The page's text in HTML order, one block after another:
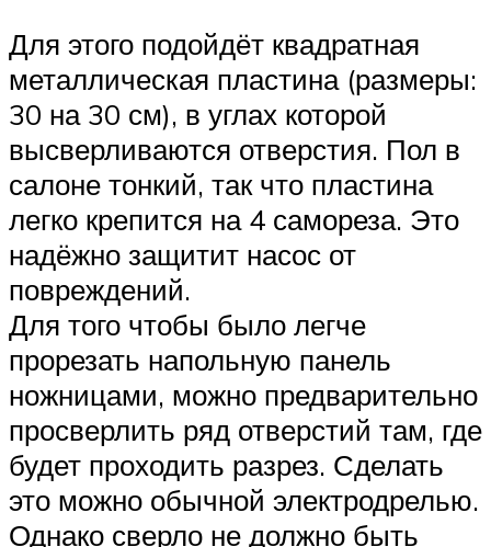
Для этого подойдёт квадратная
металлическая пластина (размеры:
30 на 30 см), в углах которой
высверливаются отверстия. Пол в
салоне тонкий, так что пластина
легко крепится на 4 самореза. Это
надёжно защитит насос от
повреждений.
Для того чтобы было легче
прорезать напольную панель
ножницами, можно предварительно
просверлить ряд отверстий там, где
будет проходить разрез. Сделать
это можно обычной электродрелью.
Однако сверло не должно быть